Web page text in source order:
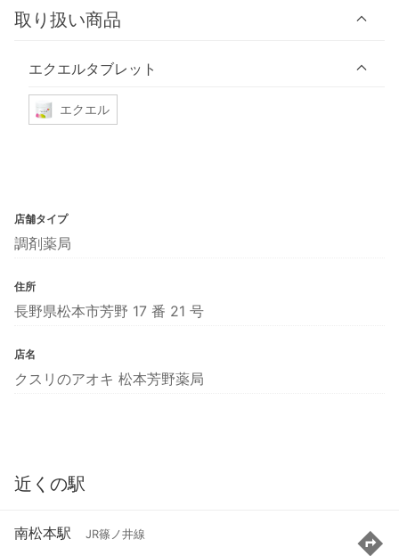
取り扱い商品
エクエルタブレット
エクエル
店舗タイプ
調剤薬局
住所
長野県松本市芳野 17 番 21 号
店名
クスリのアオキ 松本芳野薬局
近くの駅
南松本駅 JR篠ノ井線